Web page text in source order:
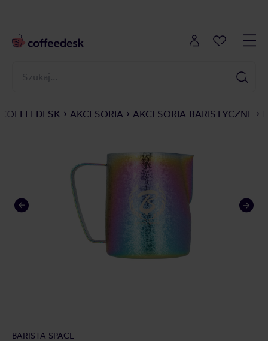
COFFEEDESK AKCESORIA AKCESORIA BARISTYCZNE
BARISTA SPACE